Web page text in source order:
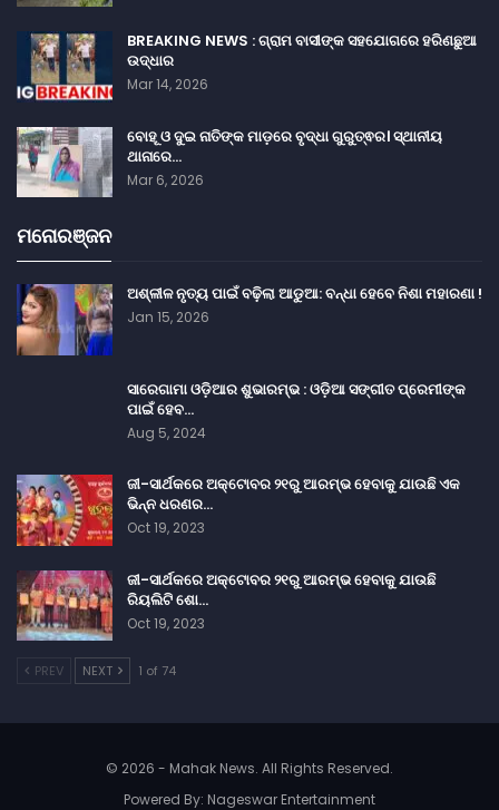
BREAKING NEWS : ଗ୍ରାମ ବାସୀଙ୍କ ସହଯୋଗରେ ହରିଣଛୁଆ
ଉଦ୍ଧାର
Mar 14, 2026
ବୋହୂ ଓ ଦୁଇ ନାତିଙ୍କ ମାଡ଼ରେ ବୃଦ୍ଧା ଗୁରୁତ୍ଵର। ସ୍ଥାନୀୟ
ଥାନାରେ…
Mar 6, 2026
ମନୋରଞ୍ଜନ
ଅଶ୍ଳୀଳ ନୃତ୍ୟ ପାଇଁ ବଢ଼ିଲା ଆଡୁଆ: ବନ୍ଧା ହେବେ ନିଶା ମହାରଣା !
Jan 15, 2026
ସାରେଗାମା ଓଡ଼ିଆର ଶୁଭାରମ୍ଭ : ଓଡ଼ିଆ ସଙ୍ଗୀତ ପ୍ରେମୀଙ୍କ
ପାଇଁ ହେବ…
Aug 5, 2024
ଜୀ-ସାର୍ଥକରେ ଅକ୍ଟୋବର ୨୧ରୁ ଆରମ୍ଭ ହେବାକୁ ଯାଉଛି ଏକ
ଭିନ୍ନ ଧରଣର…
Oct 19, 2023
ଜୀ-ସାର୍ଥକରେ ଅକ୍ଟୋବର ୨୧ରୁ ଆରମ୍ଭ ହେବାକୁ ଯାଉଛି
ରିୟଲିଟି ଶୋ…
Oct 19, 2023
PREV NEXT 1 of 74
© 2026 - Mahak News. All Rights Reserved.
Powered By: Nageswar Entertainment